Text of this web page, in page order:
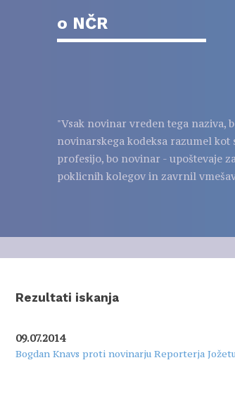
o NČR
"Vsak novinar vreden tega naziva,
novinarskega kodeksa razumel kot
profesijo, bo novinar - upoštevaje
poklicnih kolegov in zavrnil
Rezultati iskanja
09.07.2014
Bogdan Knavs proti novinarju Reporterja